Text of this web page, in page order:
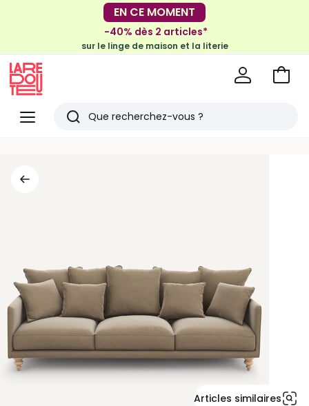
-30€ tous les 100€*
sur le meuble & la déco
-40% dès 2 articles*
sur le linge de maison et la literie
Menu
Redoute
Rechercher
Voir
Articles similaires